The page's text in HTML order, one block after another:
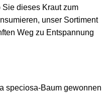
dieses Kraut zum
unser Sortiment
Weg zu Entspannung
speciosa-Baum gewonnen